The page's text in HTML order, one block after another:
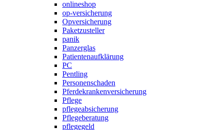
onlineshop
op-versicherung
Opversicherung
Paketzusteller
panik
Panzerglas
Patientenaufklärung
PC
Pentling
Personenschaden
Pferdekrankenversicherung
Pflege
pflegeabsicherung
Pflegeberatung
pflegegeld